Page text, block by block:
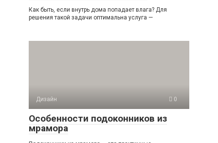
Как быть, если внутрь дома попадает влага? Для
решения такой задачи оптимальна услуга —
Дизайн 0
Особенности подоконников из
мрамора